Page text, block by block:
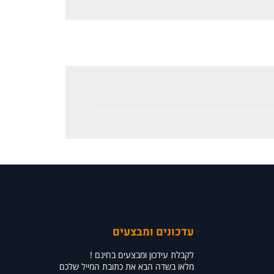
עדכונים ומבצעים
לקבלת עידכון ומבצעים בחינם !
מלאו בשדה הבא את כתובת המייל שלכם